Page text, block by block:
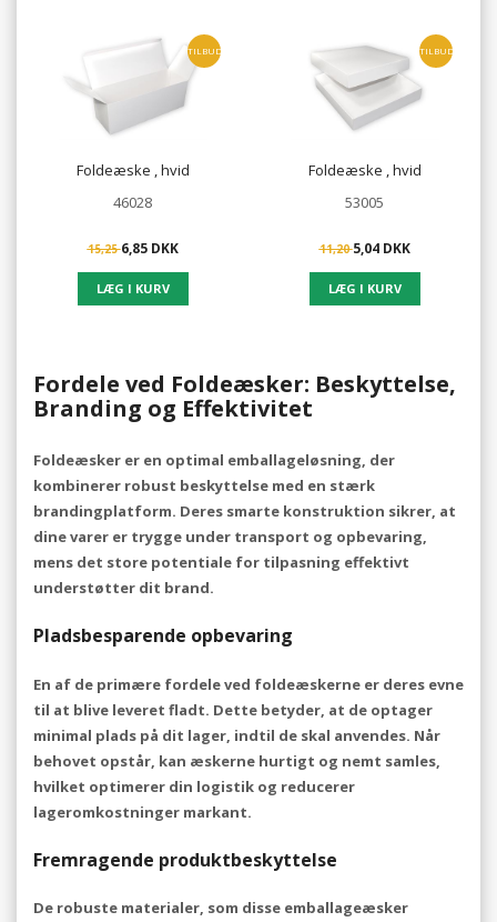
TILBUD
Foldeæske , hvid
46028
15,256,85 DKK
TILBUD
Foldeæske , hvid
53005
11,205,04 DKK
Fordele ved Foldeæsker: Beskyttelse,
Branding og Effektivitet
Foldeæsker er en optimal emballageløsning, der
kombinerer robust beskyttelse med en stærk
brandingplatform. Deres smarte konstruktion sikrer, at
dine varer er trygge under transport og opbevaring,
mens det store potentiale for tilpasning effektivt
understøtter dit brand.
Pladsbesparende opbevaring
En af de primære fordele ved foldeæskerne er deres evne
til at blive leveret fladt. Dette betyder, at de optager
minimal plads på dit lager, indtil de skal anvendes. Når
behovet opstår, kan æskerne hurtigt og nemt samles,
hvilket optimerer din logistik og reducerer
lageromkostninger markant.
Fremragende produktbeskyttelse
De robuste materialer, som disse emballageæsker